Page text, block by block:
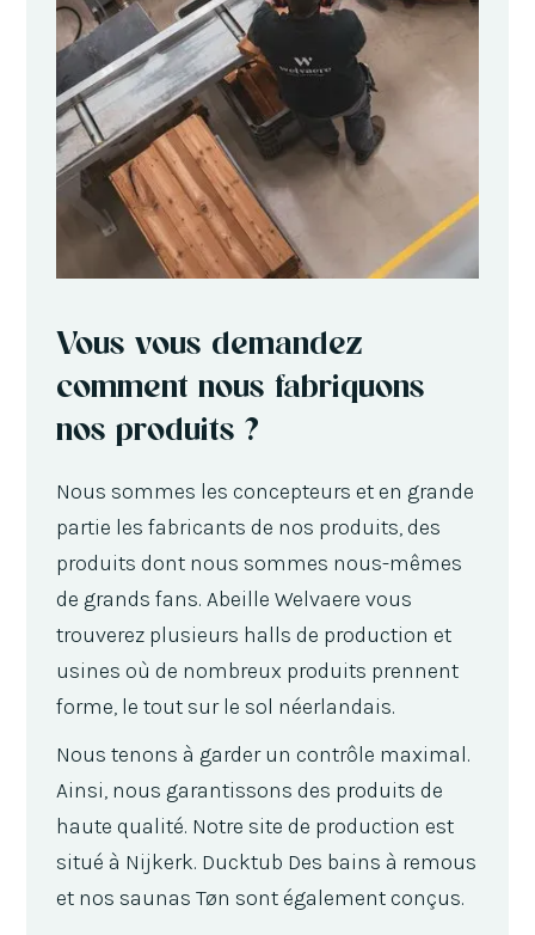
Vous vous demandez
comment nous fabriquons
nos produits ?
Nous sommes les concepteurs et en grande
partie les fabricants de nos produits, des
produits dont nous sommes nous-mêmes
de grands fans. Abeille Welvaere vous
trouverez plusieurs halls de production et
usines où de nombreux produits prennent
forme, le tout sur le sol néerlandais.
Nous tenons à garder un contrôle maximal.
Ainsi, nous garantissons des produits de
haute qualité. Notre site de production est
situé à Nijkerk. Ducktub Des bains à remous
et nos saunas Tøn sont également conçus.